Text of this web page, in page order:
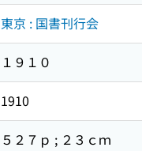
東京 : 国書刊行会
１９１０
1910
５２７ｐ ; ２３ｃｍ